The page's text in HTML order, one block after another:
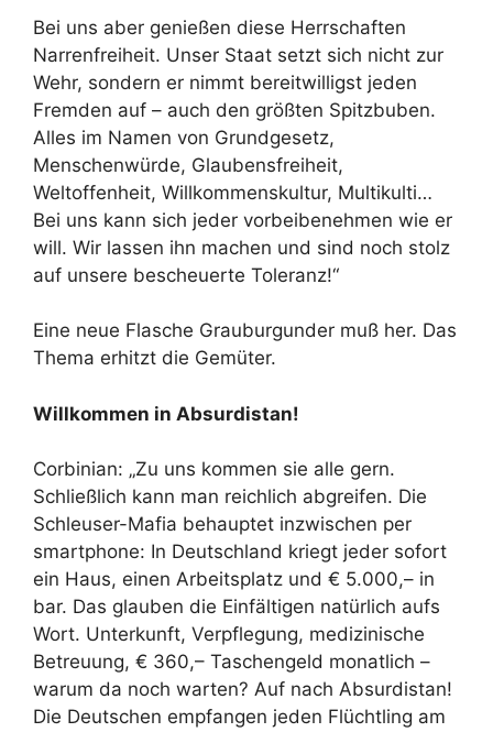
Bei uns aber genießen diese Herrschaften
Narrenfreiheit. Unser Staat setzt sich nicht zur
Wehr, sondern er nimmt bereitwilligst jeden
Fremden auf – auch den größten Spitzbuben.
Alles im Namen von Grundgesetz,
Menschenwürde, Glaubensfreiheit,
Weltoffenheit, Willkommenskultur, Multikulti…
Bei uns kann sich jeder vorbeibenehmen wie er
will. Wir lassen ihn machen und sind noch stolz
auf unsere bescheuerte Toleranz!“
Eine neue Flasche Grauburgunder muß her. Das
Thema erhitzt die Gemüter.
Willkommen in Absurdistan!
Corbinian: „Zu uns kommen sie alle gern.
Schließlich kann man reichlich abgreifen. Die
Schleuser-Mafia behauptet inzwischen per
smartphone: In Deutschland kriegt jeder sofort
ein Haus, einen Arbeitsplatz und € 5.000,– in
bar. Das glauben die Einfältigen natürlich aufs
Wort. Unterkunft, Verpflegung, medizinische
Betreuung, € 360,– Taschengeld monatlich –
warum da noch warten? Auf nach Absurdistan!
Die Deutschen empfangen jeden Flüchtling am